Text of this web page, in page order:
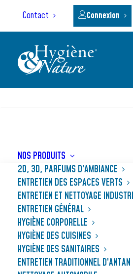
Contact Connexion
NOS PRODUITS
2D, 3D, PARFUMS D’AMBIANCE
ENTRETIEN DES ESPACES VERTS
ENTRETIEN ET NETTOYAGE
ENTRETIEN GÉNÉRAL
HYGIÈNE CORPORELLE
HYGIÈNE DES CUISINES
HYGIÈNE DES SANITAIRES
ENTRETIEN TRADITIONNEL D’ANTAN
Entretien et
Panneau de gestion des cookies